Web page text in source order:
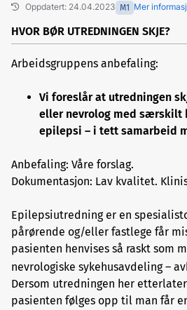
Oppdatert: 24.04.2023 M1 Mer
HVOR BØR UTREDNINGEN SKJE?
Arbeidsgruppens anbefaling:
Vi foreslår at utredningen
eller nevrolog med særskilt
epilepsi – i tett samarbeid
Anbefaling: Våre forslag.
Dokumentasjon: Lav kvalitet.
Epilepsiutredning er en
pårørende og/eller fastlege får
pasienten henvises så raskt som
nevrologiske sykehusavdeling –
Dersom utredningen her
pasienten følges opp til man får